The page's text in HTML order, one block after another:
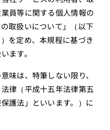
員等に関する個人情報の
取扱いについて」（以下
を定め、本規程に基づき
ます。
味は、特筆しない限り、
律（平成十五年法律第五
護法」といいます。）に